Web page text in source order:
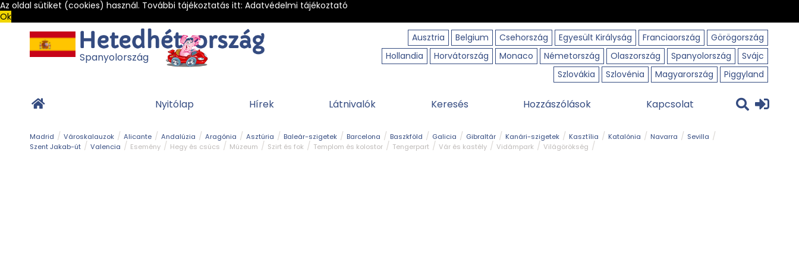
Az oldal sütiket (cookies) használ. További tájékoztatás itt: Adatvédelmi tájékoztató
Ok
Ausztria
Belgium Csehország Egyesült Királyság Franciaország
Görögország
Hollandia
Horvátország Monaco Németország Olaszország Spanyolország
Svájc
Szlovákia
Szlovénia Magyarország Piggyland
Spanyolország
Nyitólap Hírek Látnivalók Keresés Hozzászólások Kapcsolat
Madrid Városkalauzok Alicante Andalúzia Aragónia Asztúria Baleár-szigetek Barcelona Baszkföld Galicia Gibraltár Kanári-szigetek Kasztília Katalónia Navarra
Sevilla
Szent Jakab-út
Valencia Esemény Hegy és csúcs Múzeum Szirt és fok Templom és kolostor Tengerpart Vár és kastély Vidámpark Világörökség